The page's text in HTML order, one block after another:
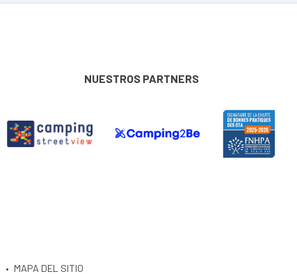
NUESTROS PARTNERS
MAPA DEL SITIO